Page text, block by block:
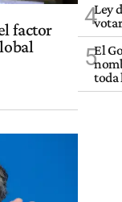
factor
4Ley
5El
toda